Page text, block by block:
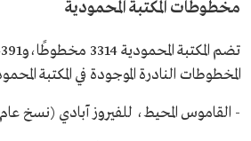
مخطوطات المكتبة المحمودية
المخطوطات النادرة الموجودة في المكتبة
- القاموس المحيط، للفيروز آبادي (نسخ عام 1016هـ/1607م).